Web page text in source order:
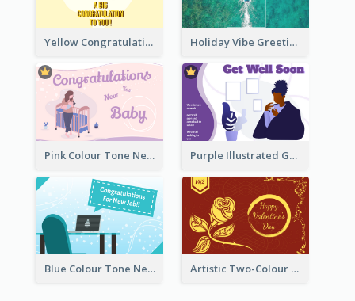
Yellow Congratulation Greeting Card Holiday Vibe Greeting Card
Pink Colour Tone New Baby Illustrated Greeting Card Purple Illustrated Getting Well Soon Card With Messages
Blue Colour Tone New Job Greeting Card Artistic Two-Colour Valentine's Day Greeting Card